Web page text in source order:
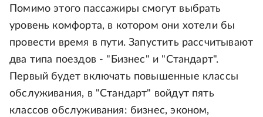
Помимо этого пассажиры смогут выбрать
уровень комфорта, в котором они хотели бы
провести время в пути. Запустить рассчитывают
два типа поездов - "Бизнес" и "Стандарт".
Первый будет включать повышенные классы
обслуживания, в "Стандарт" войдут пять
классов обслуживания: бизнес, эконом,